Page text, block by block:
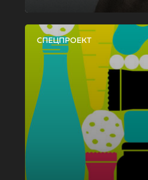
СПЕЦПРОЕКТ